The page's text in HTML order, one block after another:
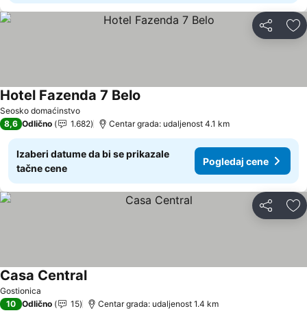
Deli
Seosko domaćinstvo
Hotel Fazenda 7 Belo
8,6 Odlično 1.682 Centar grada: udaljenost 4.1 km
Izaberi datume da bi se prikazale
tačne cene
Pogledaj cene
Deli
Gostionica
Casa CentralPogledaj cene
10 Odlično 15 Centar grada: udaljenost 1.4 km